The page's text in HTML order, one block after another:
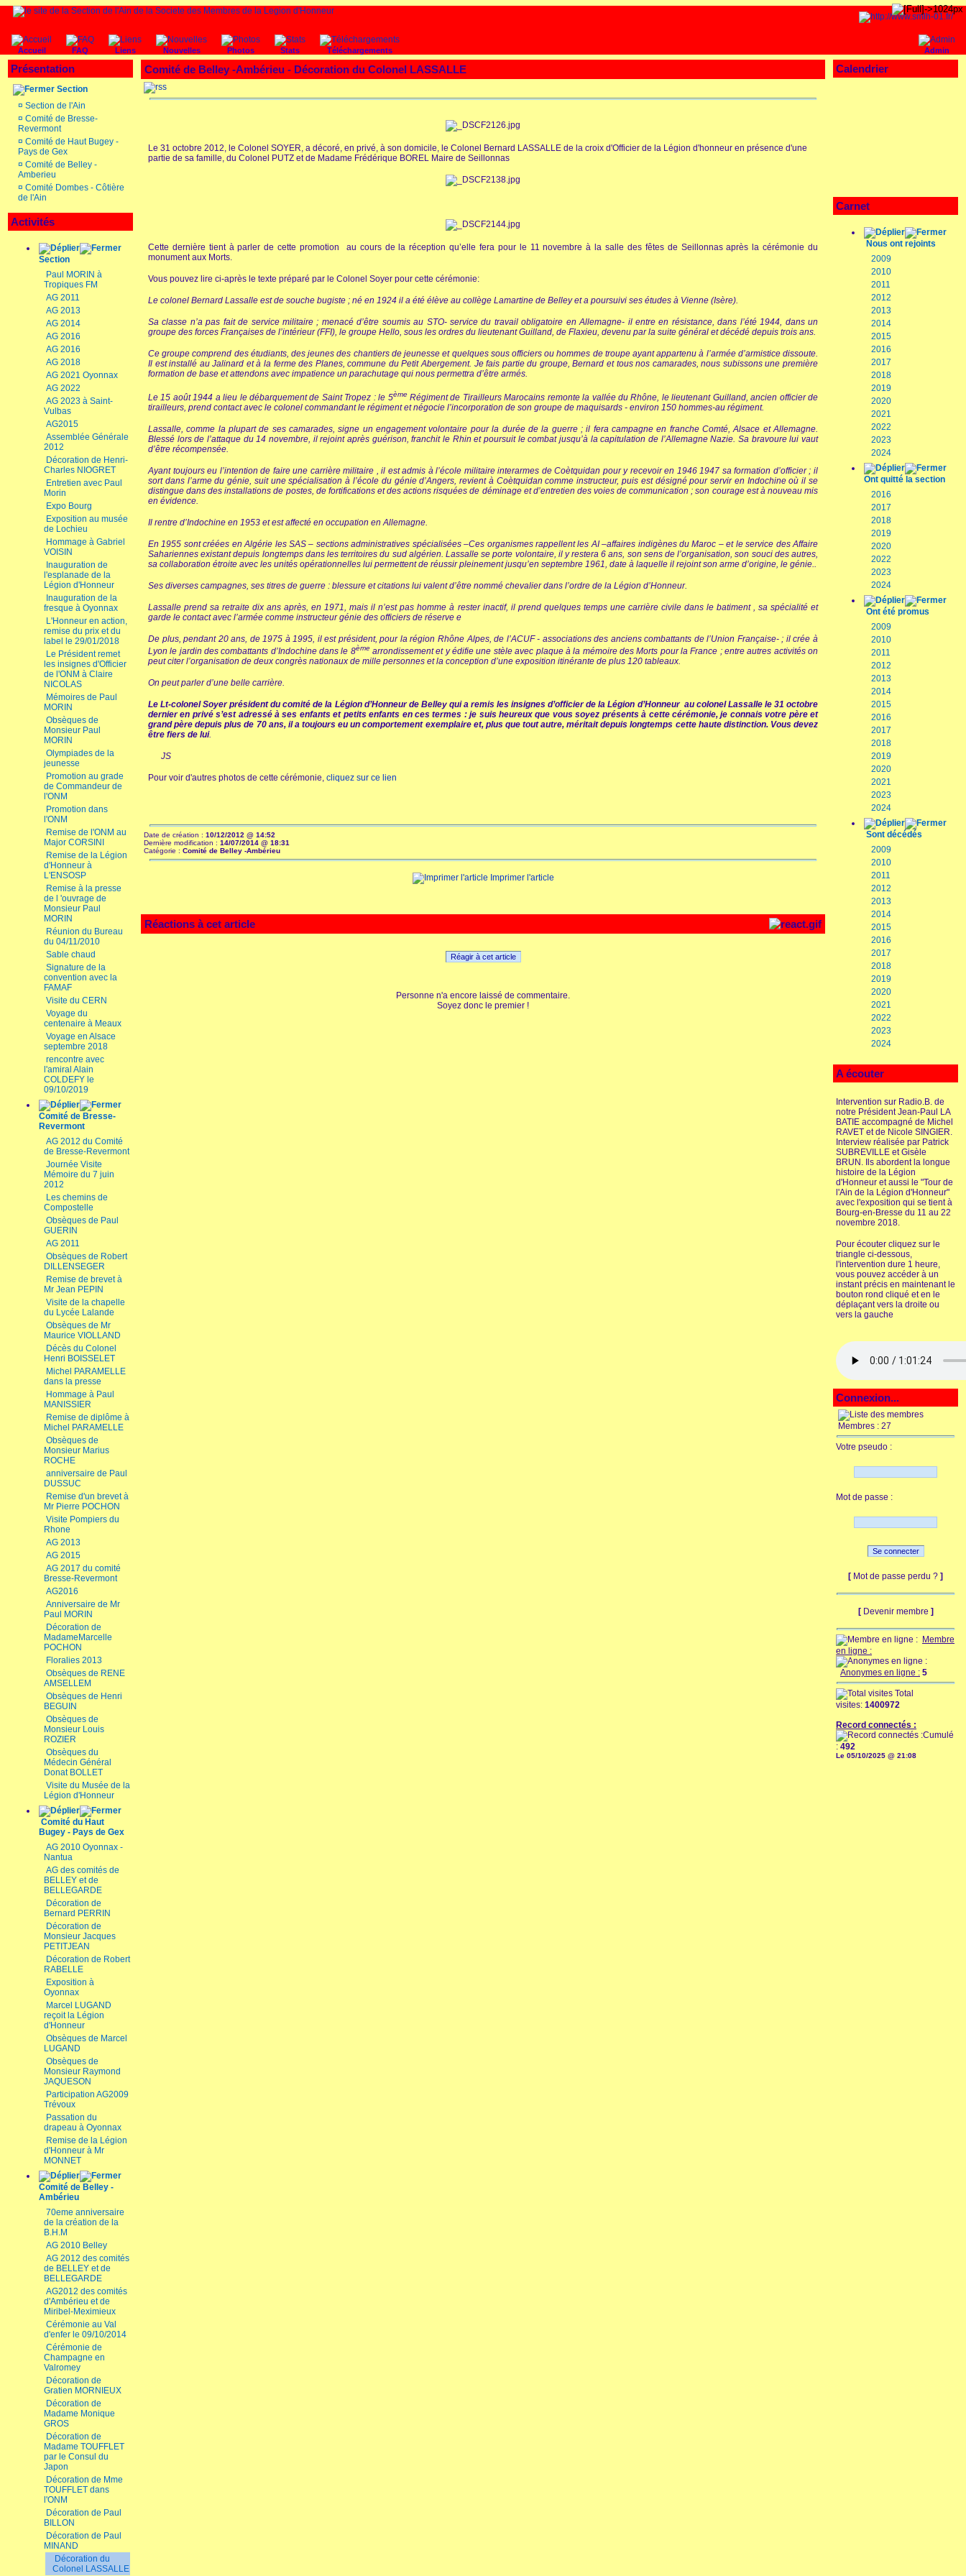
Admin
Accueil FAQ Liens Nouvelles Photos Stats Téléchargements
Présentation
Section
¤ Section de l'Ain
¤ Comité de Bresse-
Revermont
¤ Comité de Haut Bugey -
Pays de Gex
¤ Comité de Belley -
Amberieu
¤ Comité Dombes - Côtière
de l'Ain
Activités
Section
Paul MORIN à
Tropiques FM
AG 2011
AG 2013
AG 2014
AG 2016
AG 2016
AG 2018
AG 2021 Oyonnax
AG 2022
AG 2023 à Saint-
Vulbas
AG2015
Assemblée Générale
2012
Décoration de Henri-
Charles NIOGRET
Entretien avec Paul
Morin
Expo Bourg
Exposition au musée
de Lochieu
Hommage à Gabriel
VOISIN
Inauguration de
l'esplanade de la
Légion d'Honneur
Inauguration de la
fresque à Oyonnax
L'Honneur en action,
remise du prix et du
label le 29/01/2018
Le Président remet
les insignes d'Officier
de l'ONM à Claire
NICOLAS
Mémoires de Paul
MORIN
Obsèques de
Monsieur Paul
MORIN
Olympiades de la
jeunesse
Promotion au grade
de Commandeur de
l'ONM
Promotion dans
l'ONM
Remise de l'ONM au
Major CORSINI
Remise de la Légion
d'Honneur à
L'ENSOSP
Remise à la presse
de l 'ouvrage de
Monsieur Paul
MORIN
Réunion du Bureau
du 04/11/2010
Sable chaud
Signature de la
convention avec la
FAMAF
Visite du CERN
Voyage du
centenaire à Meaux
Voyage en Alsace
septembre 2018
rencontre avec
l'amiral Alain
COLDEFY le
09/10/2019
Comité de Bresse-
Revermont
AG 2012 du Comité
de Bresse-Revermont
Journée Visite
Mémoire du 7 juin
2012
Les chemins de
Compostelle
Obsèques de Paul
GUERIN
AG 2011
Obsèques de Robert
DILLENSEGER
Remise de brevet à
Mr Jean PEPIN
Visite de la chapelle
du Lycée Lalande
Obsèques de Mr
Maurice VIOLLAND
Décès du Colonel
Henri BOISSELET
Michel PARAMELLE
dans la presse
Hommage à Paul
MANISSIER
Remise de diplôme à
Michel PARAMELLE
Obsèques de
Monsieur Marius
ROCHE
anniversaire de Paul
DUSSUC
Remise d'un brevet à
Mr Pierre POCHON
Visite Pompiers du
Rhone
AG 2013
AG 2015
AG 2017 du comité
Bresse-Revermont
AG2016
Anniversaire de Mr
Paul MORIN
Décoration de
MadameMarcelle
POCHON
Floralies 2013
Obsèques de RENE
AMSELLEM
Obsèques de Henri
BEGUIN
Obsèques de
Monsieur Louis
ROZIER
Obsèques du
Médecin Général
Donat BOLLET
Visite du Musée de la
Légion d'Honneur
Comité du Haut
Bugey - Pays de Gex
AG 2010 Oyonnax -
Nantua
AG des comités de
BELLEY et de
BELLEGARDE
Décoration de
Bernard PERRIN
Décoration de
Monsieur Jacques
PETITJEAN
Décoration de Robert
RABELLE
Exposition à
Oyonnax
Marcel LUGAND
reçoit la Légion
d'Honneur
Obsèques de Marcel
LUGAND
Obsèques de
Monsieur Raymond
JAQUESON
Participation AG2009
Trévoux
Passation du
drapeau à Oyonnax
Remise de la Légion
d'Honneur à Mr
MONNET
Comité de Belley -
Ambérieu
70eme anniversaire
de la création de la
B.H.M
AG 2010 Belley
AG 2012 des comités
de BELLEY et de
BELLEGARDE
AG2012 des comités
d'Ambérieu et de
Miribel-Meximieux
Cérémonie au Val
d'enfer le 09/10/2014
Cérémonie de
Champagne en
Valromey
Décoration de
Gratien MORNIEUX
Décoration de
Madame Monique
GROS
Décoration de
Madame TOUFFLET
par le Consul du
Japon
Décoration de Mme
TOUFFLET dans
l'ONM
Décoration de Paul
BILLON
Décoration de Paul
MINAND
Décoration du
Colonel LASSALLE
Comité de Belley -Ambérieu - Décoration du Colonel LASSALLE
Le 31 octobre 2012, le Colonel SOYER, a décoré, en privé, à son domicile, le Colonel Bernard LASSALLE de la croix d'Officier de la Légion d'honneur en présence d'une
partie de sa famille, du Colonel PUTZ et de Madame Frédérique BOREL Maire de Seillonnas
Cette dernière tient à parler de cette promotion au cours de la réception qu’elle fera pour le 11 novembre à la salle des fêtes de Seillonnas après la cérémonie du
monument aux Morts.
Vous pouvez lire ci-après le texte préparé par le Colonel Soyer pour cette cérémonie:
Le colonel Bernard Lassalle est de souche bugiste ; né en 1924 il a été élève au collège Lamartine de Belley et a poursuivi ses études à Vienne (Isère).
Sa classe n’a pas fait de service militaire ; menacé d’être soumis au STO- service du travail obligatoire en Allemagne- il entre en résistance, dans l’été 1944, dans un
groupe des forces Françaises de l’intérieur (FFI), le groupe Hello, sous les ordres du lieutenant Guilland, de Flaxieu, devenu par la suite général et décédé depuis trois ans.
Ce groupe comprend des étudiants, des jeunes des chantiers de jeunesse et quelques sous officiers ou hommes de troupe ayant appartenu à l’armée d’armistice dissoute.
Il est installé au Jalinard et à la ferme des Planes, commune du Petit Abergement. Je fais partie du groupe, Bernard et tous nos camarades, nous subissons une première
formation de base et attendons avec impatience un parachutage qui nous permettra d’être armés.
Le 15 août 1944 a lieu le débarquement de Saint Tropez : le 5èmeRégiment de Tirailleurs Marocains remonte la vallée du Rhône, le lieutenant Guilland, ancien officier de
tirailleurs, prend contact avec le colonel commandant le régiment et négocie l’incorporation de son groupe de maquisards - environ 150 hommes-au régiment.
Lassalle, comme la plupart de ses camarades, signe un engagement volontaire pour la durée de la guerre ; il fera campagne en franche Comté, Alsace et Allemagne.
Blessé lors de l’attaque du 14 novembre, il rejoint après guérison, franchit le Rhin et poursuit le combat jusqu’à la capitulation de l’Allemagne Nazie. Sa bravoure lui vaut
d’être récompensée.
Ayant toujours eu l’intention de faire une carrière militaire , il est admis à l’école militaire interarmes de Coètquidan pour y recevoir en 1946 1947 sa formation d’officier ; il
sort dans l’arme du génie, suit une spécialisation à l’école du génie d’Angers, revient à Coètquidan comme instructeur, puis est désigné pour servir en Indochine où il se
distingue dans des installations de postes, de fortifications et des actions risquées de déminage et d’entretien des voies de communication ; son courage est à nouveau mis
en évidence.
Il rentre d’Indochine en 1953 et est affecté en occupation en Allemagne.
En 1955 sont créées en Algérie les SAS – sections administratives spécialisées –Ces organismes rappellent les AI –affaires indigènes du Maroc – et le service des Affaire
Sahariennes existant depuis longtemps dans les territoires du sud algérien. Lassalle se porte volontaire, il y restera 6 ans, son sens de l’organisation, son souci des autres,
sa collaboration étroite avec les unités opérationnelles lui permettent de réussir pleinement jusqu’en septembre 1961, date à laquelle il rejoint son arme d’origine, le génie..
Ses diverses campagnes, ses titres de guerre : blessure et citations lui valent d’être nommé chevalier dans l’ordre de la Légion d’Honneur.
Lassalle prend sa retraite dix ans après, en 1971, mais il n’est pas homme à rester inactif, il prend quelques temps une carrière civile dans le batiment , sa spécialité et
garde le contact avec l’armée comme instructeur génie des officiers de réserve e
De plus, pendant 20 ans, de 1975 à 1995, il est président, pour la région Rhône Alpes, de l’ACUF - associations des anciens combattants de l’Union Française- ; il crée à
Lyon le jardin des combattants d’Indochine dans le 8èmearrondissement et y édifie une stèle avec plaque à la mémoire des Morts pour la France ; entre autres activités on
peut citer l’organisation de deux congrès nationaux de mille personnes et la conception d’une exposition itinérante de plus 120 tableaux.
On peut parler d’une belle carrière.
Le Lt-colonel Soyer président du comité de la Légion d’Honneur de Belley qui a remis les insignes d’officier de la Légion d’Honneur au colonel Lassalle le 31 octobre
dernier en privé s’est adressé à ses enfants et petits enfants en ces termes : je suis heureux que vous soyez présents à cette cérémonie, je connais votre père et
grand père depuis plus de 70 ans, il a toujours eu un comportement exemplaire et, plus que tout autre, méritait depuis longtemps cette haute distinction. Vous devez
être fiers de lui.
JS
Pour voir d'autres photos de cette cérémonie, cliquez sur ce lien
Date de création : 10/12/2012 @ 14:52
Dernière modification : 14/07/2014 @ 18:31
Catégorie : Comité de Belley -Ambérieu
Imprimer l'article
Réactions à cet article
Réagir à cet article
Personne n'a encore laissé de commentaire.
Soyez donc le premier !
Calendrier
Carnet
Nous ont rejoints
2009
2010
2011
2012
2013
2014
2015
2016
2017
2018
2019
2020
2021
2022
2023
2024
Ont quitté la section
2016
2017
2018
2019
2020
2022
2023
2024
Ont été promus
2009
2010
2011
2012
2013
2014
2015
2016
2017
2018
2019
2020
2021
2023
2024
Sont décédés
2009
2010
2011
2012
2013
2014
2015
2016
2017
2018
2019
2020
2021
2022
2023
2024
A écouter
Intervention sur Radio.B. de
notre Président Jean-Paul LA
BATIE accompagné de Michel
RAVET et de Nicole SINGIER.
Interview réalisée par Patrick
SUBREVILLE et Gisèle
BRUN. Ils abordent la longue
histoire de la Légion
d'Honneur et aussi le "Tour de
l'Ain de la Légion d'Honneur"
avec l'exposition qui se tient à
Bourg-en-Bresse du 11 au 22
novembre 2018.
Pour écouter cliquez sur le
triangle ci-dessous,
l'intervention dure 1 heure,
vous pouvez accéder à un
instant précis en maintenant le
bouton rond cliqué et en le
déplaçant vers la droite ou
vers la gauche
Connexion...
Membres : 27
Votre pseudo :
Mot de passe :
[ Mot de passe perdu ? ]
[ Devenir membre ]
Membre
en ligne :
Anonymes en ligne : 5
Total
visites: 1400972
Record connectés :
Cumulé
: 492
Le 05/10/2025 @ 21:08